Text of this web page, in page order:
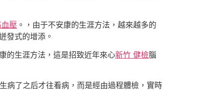
壓 。，由于不安康的生涯方法，越來越多的
發式的增添。
的生涯方法，這是招致近年來心新竹 健檢腦
病了之后才往看病，而是經由過程體檢，實時